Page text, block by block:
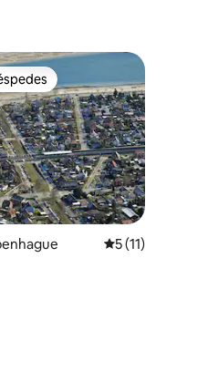
Calificación
5 (11)